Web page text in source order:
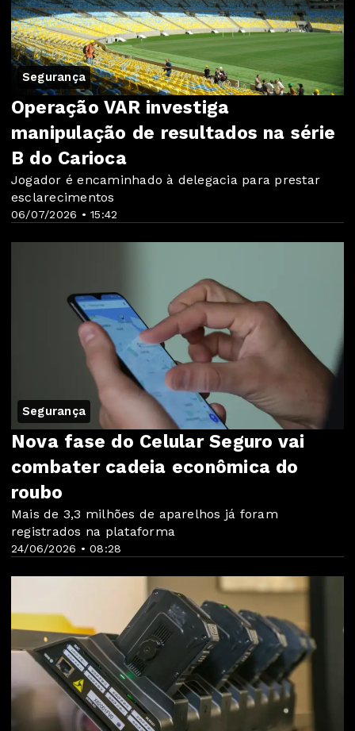
Segurança
06/07/2026 • 15:42
Operação VAR investiga
manipulação de resultados na série
B do Carioca
Jogador é encaminhado à delegacia para prestar
esclarecimentos
Segurança
24/06/2026 • 08:28
Nova fase do Celular Seguro vai
combater cadeia econômica do
roubo
Mais de 3,3 milhões de aparelhos já foram
registrados na plataforma